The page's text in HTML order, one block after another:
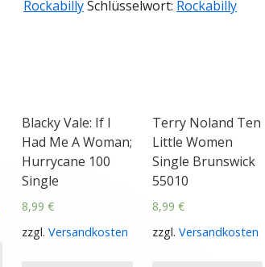
RockabillySchlüsselwort: Rockabilly
Blacky Vale: If I
Had Me A Woman;
Hurrycane 100
Single
8,99€
zzgl.Versandkosten
Terry Noland Ten
Little Women
Single Brunswick
55010
8,99 €
zzgl. Versandkosten